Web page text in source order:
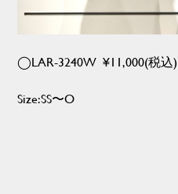
◯LAR-3240W ¥11,000(税込)
Size:SS〜O